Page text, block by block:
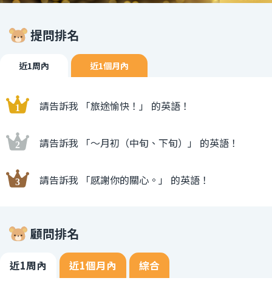
提問排名
近1周內 近1個月內
請告訴我 「旅途愉快！」 的英語！
請告訴我 「〜月初（中旬、下旬）」 的英語！
請告訴我 「感謝你的關心。」 的英語！
顧問排名
近1周內 近1個月內 綜合